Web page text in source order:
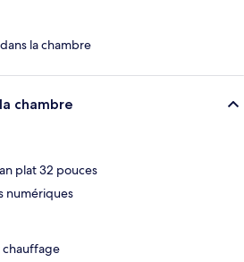
la chambre
chambre
plat 32 pouces
numériques
chauffage